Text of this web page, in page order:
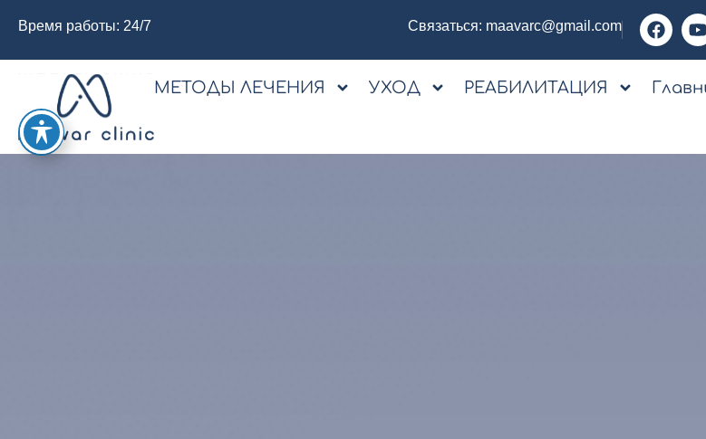
Время работы: 24/7 Связаться: maavarc@gmail.com
МЕТОДЫ ЛЕЧЕНИЯ УХОД РЕАБИЛИТАЦИЯ